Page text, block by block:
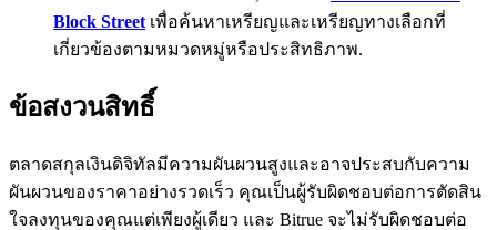
USDT Flexible Staking | Daily Rewards
BTC New User Exclusive: 6.5% APR
Block Street เพื่อค้นหาเหรียญและเหรียญทางเลือกที่
เกี่ยวข้องตามหมวดหมู่หรือประสิทธิภาพ.
ข้อสงวนสิทธิ์
ตลาดสกุลเงินดิจิทัลมีความผันผวนสูงและอาจประสบกับความ
ผันผวนของราคาอย่างรวดเร็ว คุณเป็นผู้รับผิดชอบต่อการตัดสิน
ใจลงทุนของคุณแต่เพียงผู้เดียว และ Bitrue จะไม่รับผิดชอบต่อ